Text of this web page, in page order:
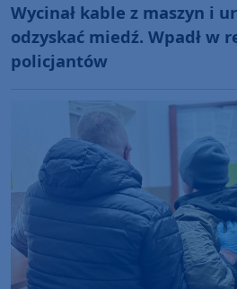
Wycinał kable z maszyn i
odzyskać miedź. Wpadł w
policjantów